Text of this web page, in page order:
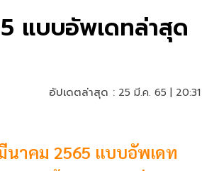
แบบอัพเดทล่าสุด
อัปเดตล่าสุด : 25 มี.ค. 65 |
นาคม 2565 แบบอัพเดท